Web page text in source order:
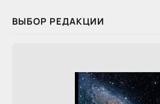
ВЫБОР РЕДАКЦИИ